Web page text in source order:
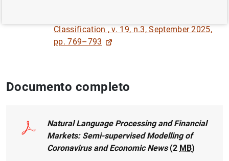
Classification , v. 19, n.3, September 2025,
pp. 769–793
Documento completo
Natural Language Processing and Financial
Markets: Semi-supervised Modelling of
Coronavirus and Economic News(2 MB)